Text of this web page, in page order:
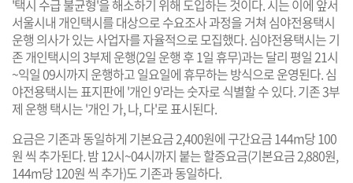
'택시 수급 불균형'을 해소하기 위해 도입하는 것이다. 시는 이에 앞서
서울시내 개인택시를 대상으로 수요조사 과정을 거쳐 심야전용택시
운행 의사가 있는 사업자를 자율적으로 모집했다. 심야전용택시는 기
존 개인택시의 3부제 운행(2일 운행 후 1일 휴무)과는 달리 평일 21시
~익일 09시까지 운행하고 일요일에 휴무하는 방식으로 운영된다. 심
야전용택시는 표지판에 '개인 9'라는 숫자로 식별할 수 있다. 기존 3부
제 운행 택시는 '개인 가, 나, 다'로 표시된다.
요금은 기존과 동일하게 기본요금 2,400원에 구간요금 144m당 100
원 씩 추가된다. 밤 12시~04시까지 붙는 할증요금(기본요금 2,880원,
144m당 120원 씩 추가)도 기존과 동일하다.